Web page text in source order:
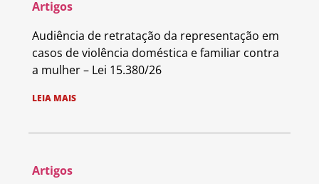
Artigos
Audiência de retratação da representação em
casos de violência doméstica e familiar contra
a mulher – Lei 15.380/26
LEIA MAIS
Artigos